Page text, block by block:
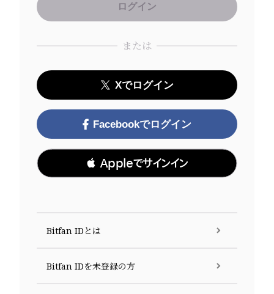
または
Xでログイン
Facebookでログイン
 Appleでサインイン
Bitfan IDとは
Bitfan IDを未登録の方